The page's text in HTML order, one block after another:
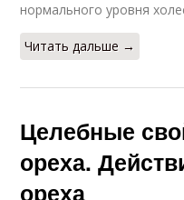
нормального уровня
Читать дальше →
Целебные
ореха.
ореха